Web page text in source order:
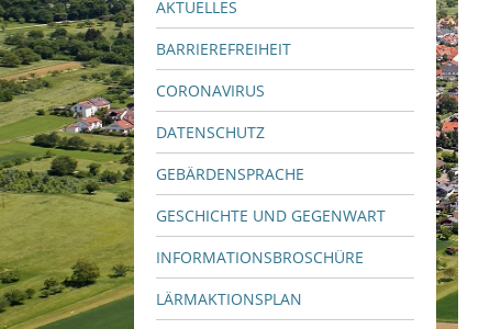
AKTUELLES
BARRIEREFREIHEIT
CORONAVIRUS
DATENSCHUTZ
GEBÄRDENSPRACHE
GESCHICHTE UND GEGENWART
INFORMATIONSBROSCHÜRE
LÄRMAKTIONSPLAN